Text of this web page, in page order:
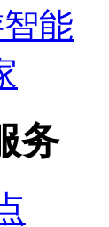
能
务